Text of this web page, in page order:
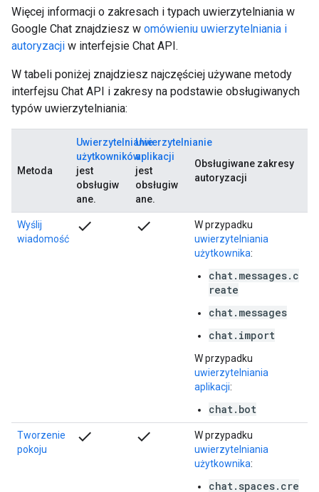
Więcej informacji o zakresach i typach uwierzytelniania w
Google Chat znajdziesz w omówieniu uwierzytelniania i
autoryzacji w interfejsie Chat API.
W tabeli poniżej znajdziesz najczęściej używane metody
interfejsu Chat API i zakresy na podstawie obsługiwanych
typów uwierzytelniania:
Metoda
Uwierzytelnianie
użytkowników
jest
obsługiw
ane.
Uwierzytelnianie
aplikacji
jest
obsługiw
ane.
Obsługiwane zakresy
autoryzacji
Wyślij
wiadomość
check check
W przypadku
uwierzytelniania
użytkownika:
chat.messages.c
reate
chat.messages
chat.import
W przypadku
uwierzytelniania
aplikacji:
chat.bot
Tworzenie
pokoju
check check
W przypadku
uwierzytelniania
użytkownika:
chat.spaces.cre